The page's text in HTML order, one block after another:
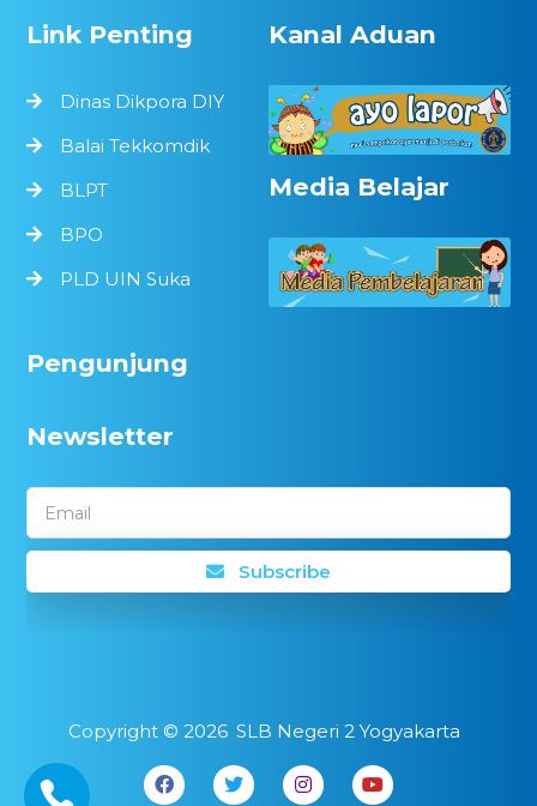
Link Penting
Dinas Dikpora DIY
Balai Tekkomdik
BLPT
BPO
PLD UIN Suka
Kanal Aduan
Media Belajar
Pengunjung
Newsletter
Email
Subscribe
Copyright © 2026 SLB Negeri 2 Yogyakarta